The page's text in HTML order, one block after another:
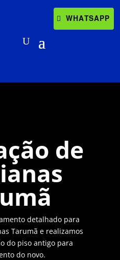
WHATSAPP
de
detalhado para
Tarumã e realizamos
do piso antigo para
do novo.